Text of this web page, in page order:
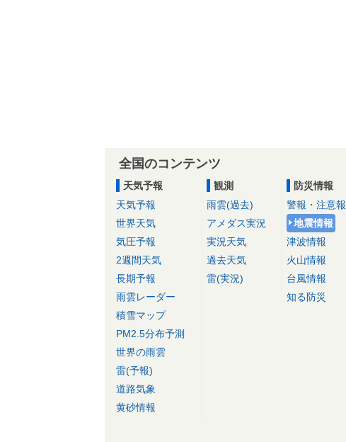
全国のコンテンツ
天気予報
天気予報
世界天気
気圧予報
2週間天気
長期予報
雨雲レーダー
積雪マップ
PM2.5分布予測
世界の雨雲
雷(予報)
道路気象
黄砂情報
観測
雨雲(過去)
アメダス実況
実況天気
過去天気
雷(実況)
防災情報
警報・注意報
地震情報
津波情報
火山情報
台風情報
知る防災